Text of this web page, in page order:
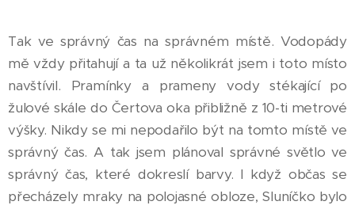
Tak ve správný čas na správném místě. Vodopády
mě vždy přitahují a ta už několikrát jsem i toto místo
navštívil. Pramínky a prameny vody stékající po
žulové skále do Čertova oka přibližně z 10-ti metrové
výšky. Nikdy se mi nepodařilo být na tomto místě ve
správný čas. A tak jsem plánoval správné světlo ve
správný čas, které dokreslí barvy. I když občas se
přecházely mraky na polojasné obloze, Sluníčko bylo